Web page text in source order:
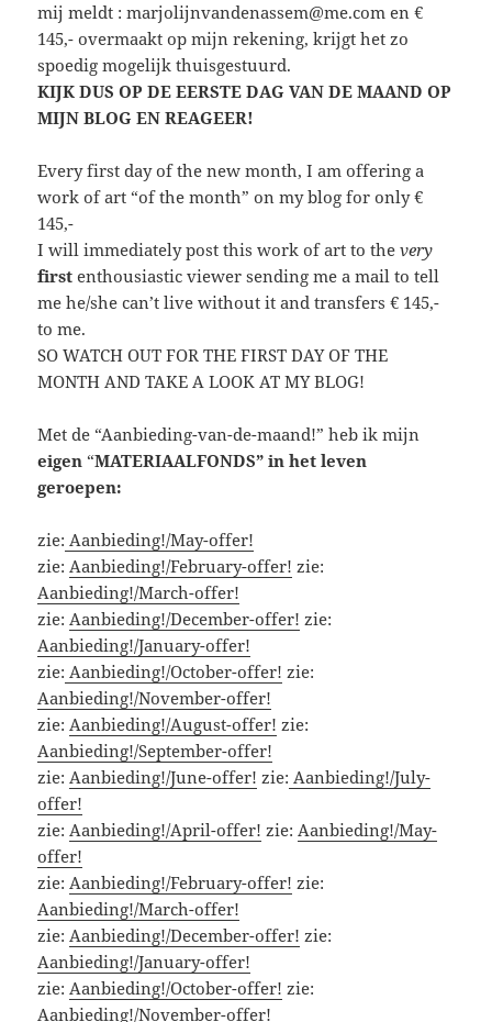
mij meldt : marjolijnvandenassem@me.com en €
145,- overmaakt op mijn rekening, krijgt het zo
spoedig mogelijk thuisgestuurd.
KIJK DUS OP DE EERSTE DAG VAN DE MAAND OP
MIJN BLOG EN REAGEER!
Every first day of the new month, I am offering a
work of art “of the month” on my blog for only €
145,-
I will immediately post this work of art to thevery
first enthousiastic viewer sending me a mail to tell
me he/she can’t live without it and transfers € 145,-
to me.
SO WATCH OUT FOR THE FIRST DAY OF THE
MONTH AND TAKE A LOOK AT MY BLOG!
Met de “Aanbieding-van-de-maand!” heb ik mijn
eigen “MATERIAALFONDS” in het leven
geroepen:
zie: Aanbieding!/May-offer!
zie:Aanbieding!/February-offer! zie:
Aanbieding!/March-offer!
zie:Aanbieding!/December-offer! zie:
Aanbieding!/January-offer!
zie: Aanbieding!/October-offer! zie:
Aanbieding!/November-offer!
zie:Aanbieding!/August-offer! zie:
Aanbieding!/September-offer!
zie:Aanbieding!/June-offer! zie: Aanbieding!/July-
offer!
zie:Aanbieding!/April-offer! zie:Aanbieding!/May-
offer!
zie:Aanbieding!/February-offer! zie:
Aanbieding!/March-offer!
zie:Aanbieding!/December-offer! zie:
Aanbieding!/January-offer!
zie:Aanbieding!/October-offer! zie:
Aanbieding!/November-offer!